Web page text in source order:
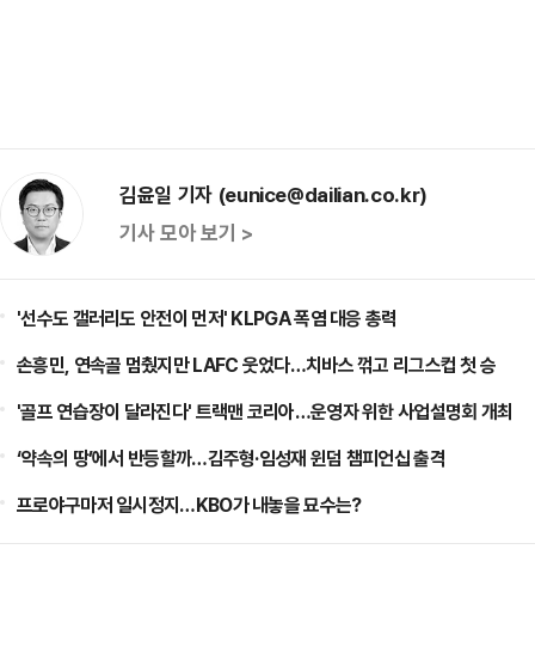
김윤일 기자 (eunice@dailian.co.kr)
기사 모아 보기 >
'선수도 갤러리도 안전이 먼저' KLPGA 폭염 대응 총력
손흥민, 연속골 멈췄지만 LAFC 웃었다…치바스 꺾고 리그스컵 첫 승
'골프 연습장이 달라진다' 트랙맨 코리아…운영자 위한 사업설명회 개최
‘약속의 땅’에서 반등할까…김주형·임성재 윈덤 챔피언십 출격
프로야구마저 일시정지…KBO가 내놓을 묘수는?